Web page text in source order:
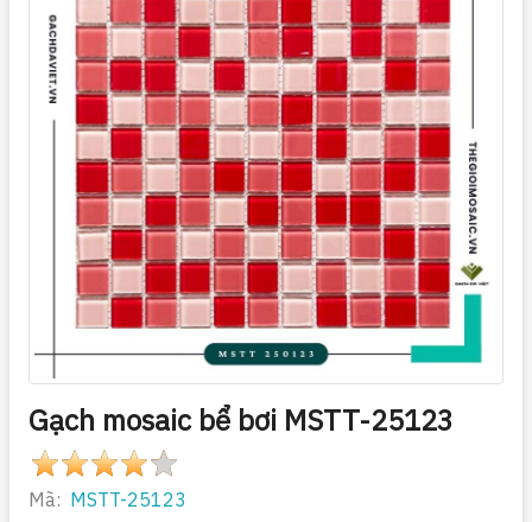
Gạch mosaic bể bơi MSTT-25123
Mã: MSTT-25123